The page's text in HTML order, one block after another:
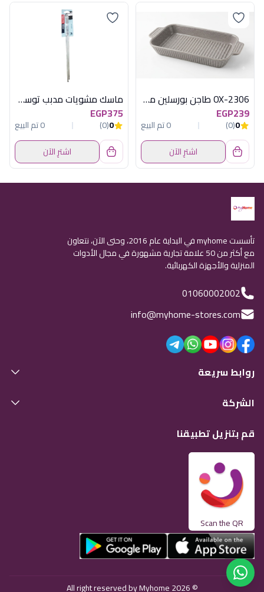
OX-2306 طاجن بورسلين مستطيل وسط اكسفورد
EGP239
0
(0)
0 تم البيع
اشترِ الآن
ماسك مشويات مدبب توسكوما
EGP375
0
(0)
0 تم البيع
اشترِ الآن
تأسست myhome في البداية عام 2016، وحتى الآن، نتعاون
مع أكثر من 50 علامة تجارية مشهورة في مجال الأدوات
المنزلية والأجهزة الكهربائية.
01060002002
info@myhome-stores.com
روابط سريعة
الشركة
قم بتنزيل تطبيقنا
Scan the QR
© 2026 All right reserved by Myhome